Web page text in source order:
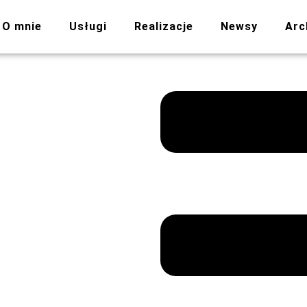
O mnie Usługi Realizacje Newsy